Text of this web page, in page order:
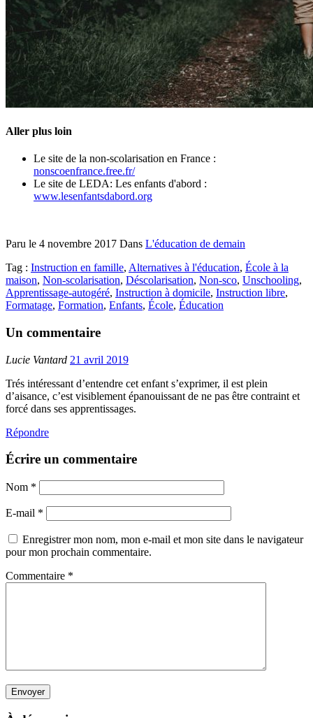
Aller plus loin
Le site de la non-scolarisation en France :
nonscoenfrance.free.fr/
Le site de LEDA: Les enfants d'abord :
www.lesenfantsdabord.org
Paru le 4 novembre 2017 Dans L'éducation de demain
Tag : Instruction en famille, Alternatives à l'éducation, École à la
maison, Non-scolarisation, Déscolarisation, Non-sco, Unschooling,
Apprentissage-autogéré, Instruction à domicile, Instruction libre,
Formatage, Formation, Enfants, École, Éducation
Un commentaire
Lucie Vantard 21 avril 2019
Trés intéressant d’entendre cet enfant s’exprimer, il est plein
d’aisance, c’est visiblement épanouissant de ne pas être contraint et
forcé dans ses apprentissages.
Répondre
Écrire un commentaire
Nom *
E-mail *
Enregistrer mon nom, mon e-mail et mon site dans le navigateur
pour mon prochain commentaire.
Commentaire *